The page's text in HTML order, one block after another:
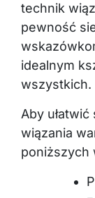
technik
pewność
idealnym
wszystkich.
Aby
wiązania
poniższych